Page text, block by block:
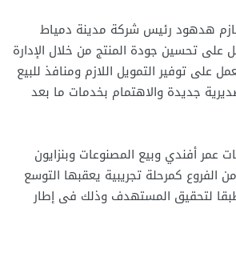
حازم هدهود رئيس شركة مدينة دمياط
على تحسين جودة المنتج من خلال الإدارة
على توفير التمويل اللازم ومنافذ للبيع
جديدة والاهتمام بخدمات ما بعد
عمر أفندي وبيع المصنوعات وبنزايون
كمرحلة تجريبية يعقبها التوسع
لتحقيق المستهدف وذلك فى إطار